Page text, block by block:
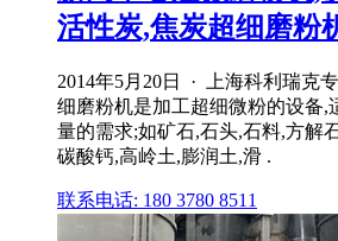
活性炭,焦炭超细磨粉
2014年5月20日 · 上海科利瑞克
细磨粉机是加工超细微粉的设备,
量的需求;如矿石,石头,石料,方解
碳酸钙,高岭土,膨润土,滑 .
联系电话: 180 3780 8511